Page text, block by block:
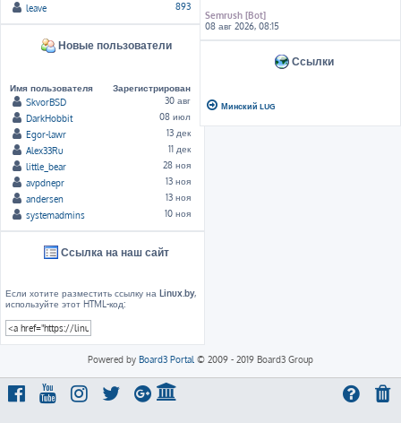
leave
893
Новые пользователи
Имя пользователя
Зарегистрирован
SkvorBSD
30 авг
DarkHobbit
08 июл
Egor-lawr
13 дек
Alex33Ru
11 дек
little_bear
28 ноя
avpdnepr
13 ноя
andersen
13 ноя
systemadmins
10 ноя
Ссылка на наш сайт
Если хотите разместить ссылку на Linux.by,
используйте этот HTML-код:
Semrush [Bot]
08 авг 2026, 08:15
Ссылки
Минский LUG
Powered by Board3 Portal © 2009 - 2019 Board3 Group